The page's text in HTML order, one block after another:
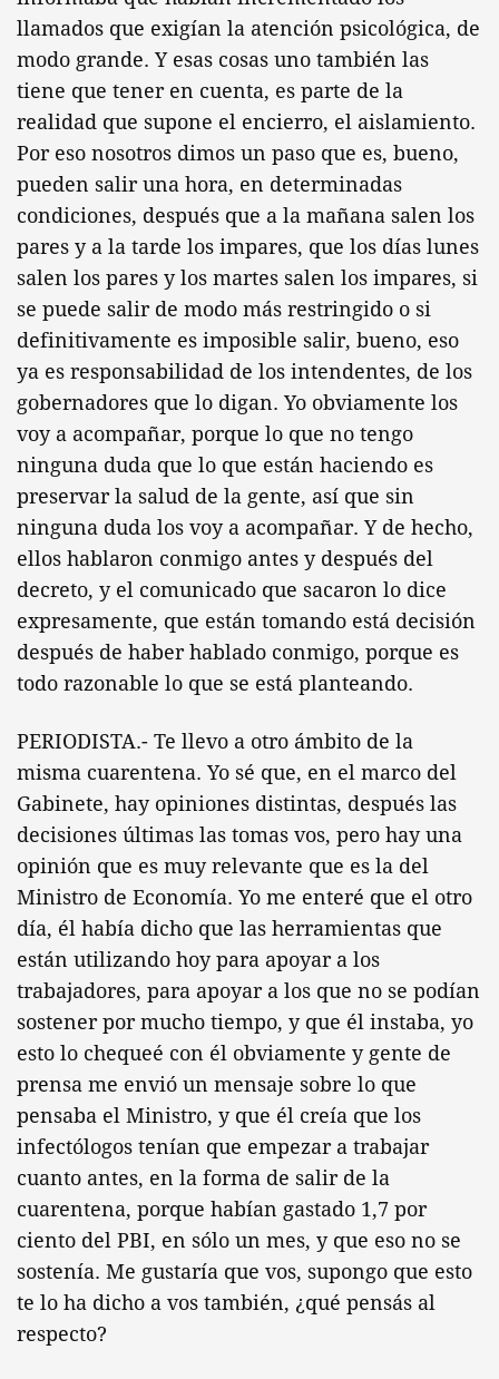
llamados que exigían la atención psicológica, de
modo grande. Y esas cosas uno también las
tiene que tener en cuenta, es parte de la
realidad que supone el encierro, el aislamiento.
Por eso nosotros dimos un paso que es, bueno,
pueden salir una hora, en determinadas
condiciones, después que a la mañana salen los
pares y a la tarde los impares, que los días lunes
salen los pares y los martes salen los impares, si
se puede salir de modo más restringido o si
definitivamente es imposible salir, bueno, eso
ya es responsabilidad de los intendentes, de los
gobernadores que lo digan. Yo obviamente los
voy a acompañar, porque lo que no tengo
ninguna duda que lo que están haciendo es
preservar la salud de la gente, así que sin
ninguna duda los voy a acompañar. Y de hecho,
ellos hablaron conmigo antes y después del
decreto, y el comunicado que sacaron lo dice
expresamente, que están tomando está decisión
después de haber hablado conmigo, porque es
todo razonable lo que se está planteando.
PERIODISTA.- Te llevo a otro ámbito de la
misma cuarentena. Yo sé que, en el marco del
Gabinete, hay opiniones distintas, después las
decisiones últimas las tomas vos, pero hay una
opinión que es muy relevante que es la del
Ministro de Economía. Yo me enteré que el otro
día, él había dicho que las herramientas que
están utilizando hoy para apoyar a los
trabajadores, para apoyar a los que no se podían
sostener por mucho tiempo, y que él instaba, yo
esto lo chequeé con él obviamente y gente de
prensa me envió un mensaje sobre lo que
pensaba el Ministro, y que él creía que los
infectólogos tenían que empezar a trabajar
cuanto antes, en la forma de salir de la
cuarentena, porque habían gastado 1,7 por
ciento del PBI, en sólo un mes, y que eso no se
sostenía. Me gustaría que vos, supongo que esto
te lo ha dicho a vos también, ¿qué pensás al
respecto?